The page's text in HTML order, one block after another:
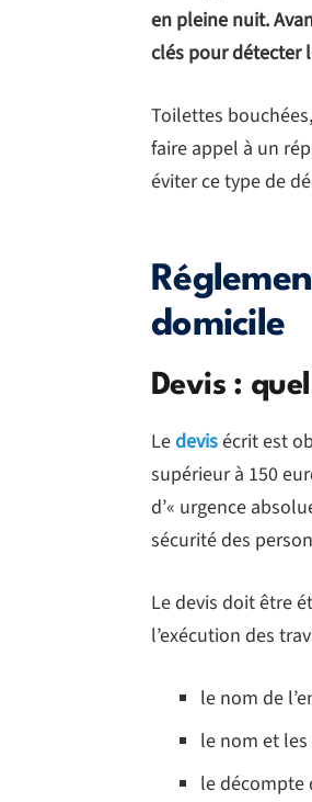
en pleine nuit.
clés pour détecter
Toilettes
faire appel à un
éviter ce type de
domicile
Devis :
Ledevisécrit est
supérieur à 150
d’« urgence
sécurité des
Le devis doit être
l’exécution des
le nom de
le nom et
le décompte